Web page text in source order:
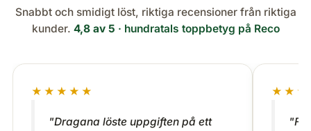
Snabbt och smidigt löst, riktiga recensioner från riktiga
kunder. 4,8 av 5 · hundratals toppbetyg på Reco
★★★★★
"Dragana löste uppgiften på ett